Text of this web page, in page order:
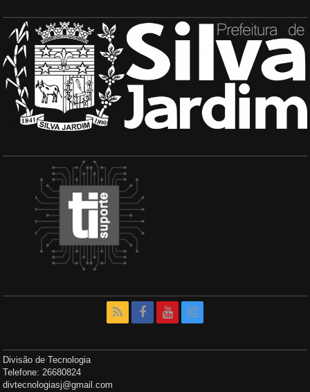
Divisão de Tecnologia
Telefone: 26680824
divtecnologiasj@gmail.com